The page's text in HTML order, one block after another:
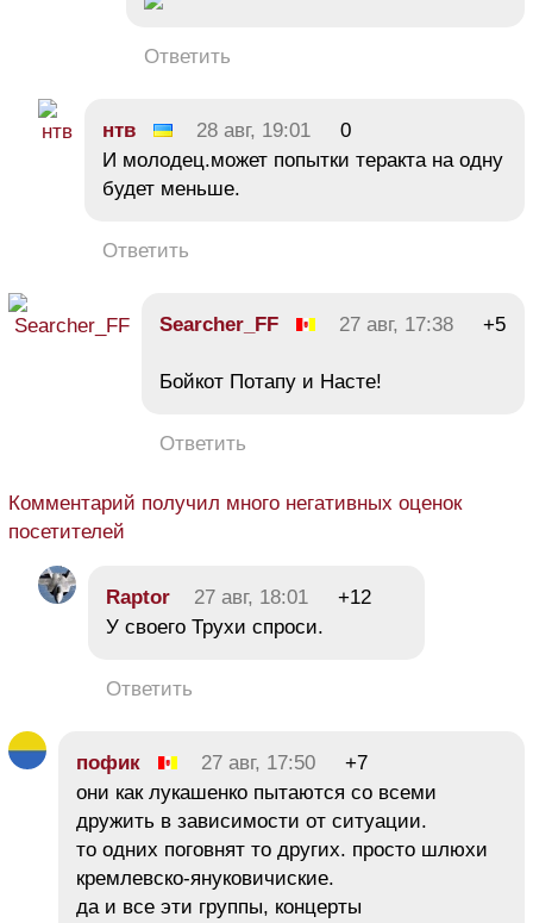
Ответить
нтв 28 авг, 19:01
0
И молодец.может попытки теракта на одну
будет меньше.
Ответить
Searcher_FF 27 авг, 17:38 +5
Бойкот Потапу и Насте!
Ответить
Комментарий получил много негативных оценок
посетителей
Raptor 27 авг, 18:01
+12
У своего Трухи спроси.
Ответить
пофик 27 авг, 17:50
+7
они как лукашенко пытаются со всеми
дружить в зависимости от ситуации.
то одних поговнят то других. просто шлюхи
кремлевско-януковичиские.
да и все эти группы, концерты